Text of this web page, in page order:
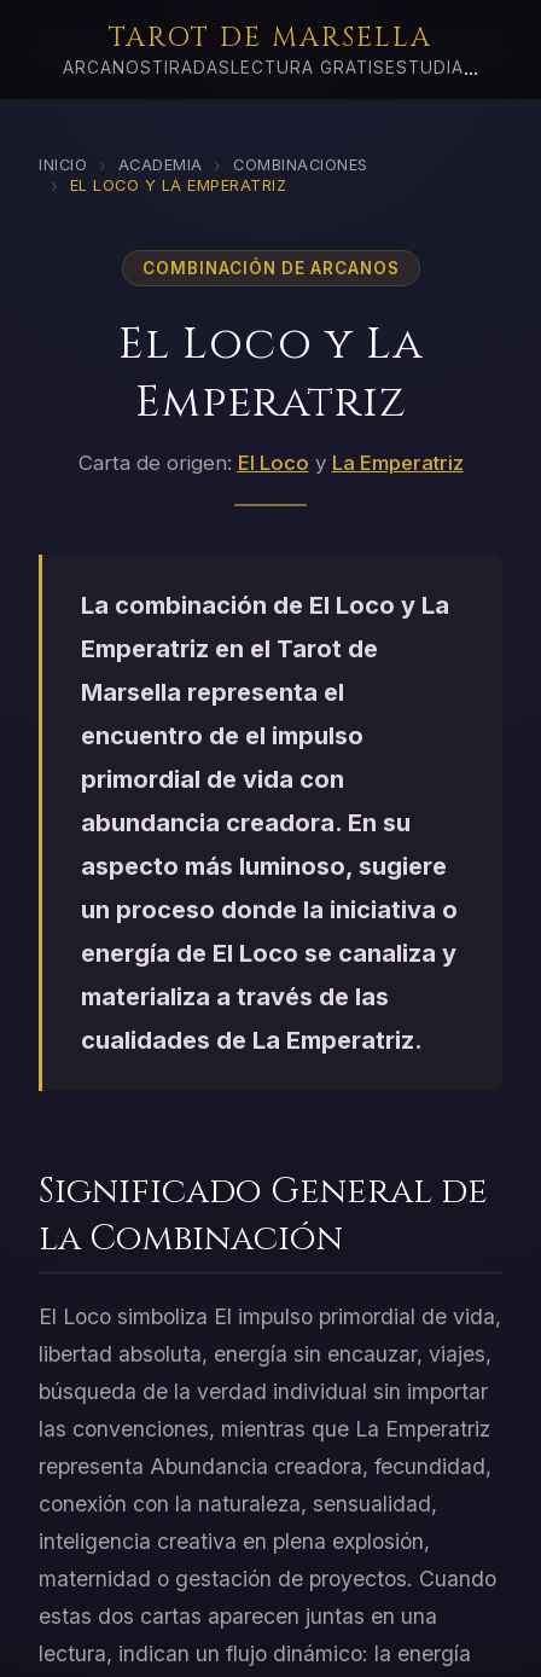
TAROT DE MARSELLA
ARCANOSTIRADAS LECTURA GRATIS ESTUDIA...
INICIO › ACADEMIA › COMBINACIONES
› EL LOCO Y LA EMPERATRIZ
COMBINACIÓN DE ARCANOS
El Loco y La
Emperatriz
Carta de origen: El Loco y La Emperatriz
La combinación de El Loco y La
Emperatriz en el Tarot de
Marsella representa el
encuentro de el impulso
primordial de vida con
abundancia creadora. En su
aspecto más luminoso, sugiere
un proceso donde la iniciativa o
energía de El Loco se canaliza y
materializa a través de las
cualidades de La Emperatriz.
Significado General de
la Combinación
El Loco simboliza El impulso primordial de vida,
libertad absoluta, energía sin encauzar, viajes,
búsqueda de la verdad individual sin importar
las convenciones, mientras que La Emperatriz
representa Abundancia creadora, fecundidad,
conexión con la naturaleza, sensualidad,
inteligencia creativa en plena explosión,
maternidad o gestación de proyectos. Cuando
estas dos cartas aparecen juntas en una
lectura, indican un flujo dinámico: la energía